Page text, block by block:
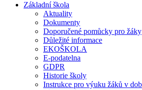
Základní škola
Aktuality
Dokumenty
Doporučené pomůcky pro žáky
Důležité informace
EKOŠKOLA
E-podatelna
GDPR
Historie školy
Instrukce pro výuku žáků v